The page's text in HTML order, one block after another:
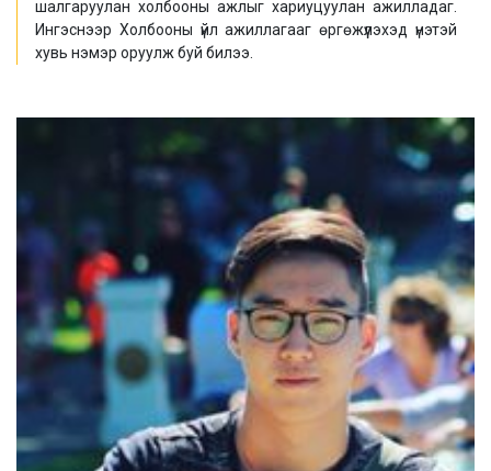
шалгаруулан холбооны ажлыг хариуцуулан ажилладаг.
Ингэснээр Холбооны үйл ажиллагааг өргөжүүлэхэд үнэтэй
хувь нэмэр оруулж буй билээ.